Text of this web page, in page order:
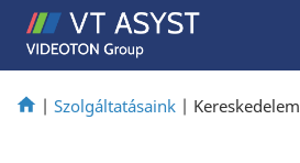
| Szolgáltatásaink | Kereskedelem